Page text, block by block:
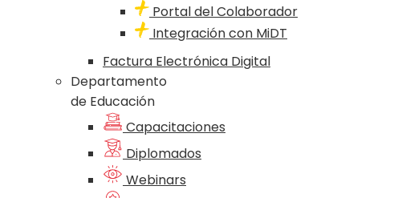
Portal del Colaborador
Integración con MiDT
Factura Electrónica Digital
Departamento
de Educación
Capacitaciones
Diplomados
Webinars